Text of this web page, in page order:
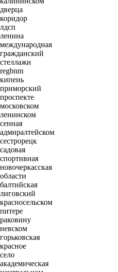
дверца
коридор
лдсп
ленина
международная
гражданский
стеллажи
regbnm
кипень
приморский
проспекте
московском
ленинском
сенная
адмиралтейском
сестрорецк
садовая
спортивная
новочеркасская
области
балтийская
лиговский
красносельском
питере
раковину
невском
горьковская
красное
село
академическая